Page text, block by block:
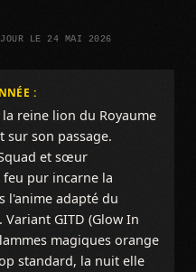
LE 24 MAI 2026
:
reine lion du Royaume
sur son passage.
et sœur
feu pur incarne la
l'anime adapté du
Variant GITD (Glow In
magiques orange
standard, la nuit elle